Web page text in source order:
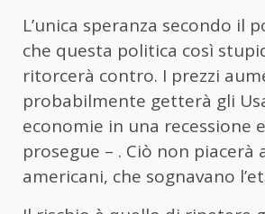
L’unica speranza secondo il
che questa politica così
ritorcerà contro. I prezzi
probabilmente getterà gli
economie in una recessione
prosegue – . Ciò non
americani, che sognavano